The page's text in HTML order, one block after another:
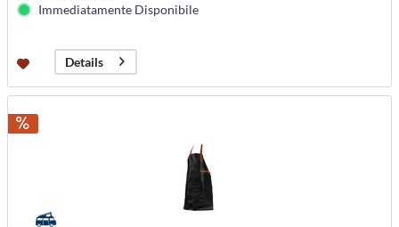
Immediatamente Disponibile
Details